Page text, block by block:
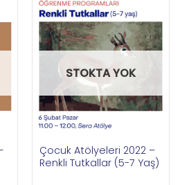
STOKTA YOK
Çocuk Atölyeleri 2022 –
Renkli Tutkallar (5-7 Yaş)